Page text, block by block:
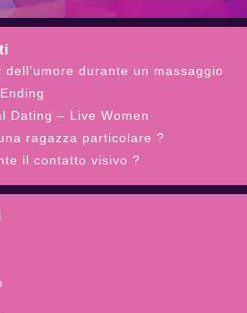
durante un massaggio
Dating – Live Women
ragazza particolare ?
il contatto visivo ?